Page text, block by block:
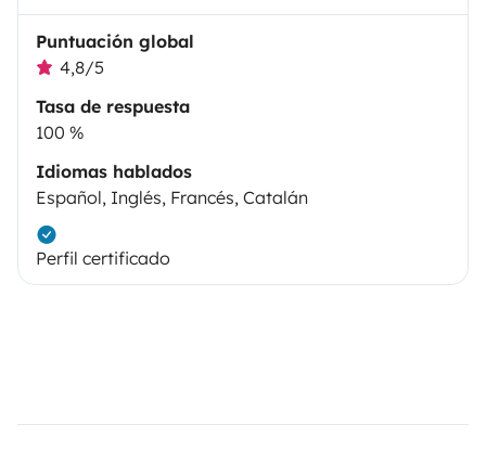
Puntuación global
4,8/5
Tasa de respuesta
100 %
Idiomas hablados
Español, Inglés, Francés, Catalán
Perfil certificado